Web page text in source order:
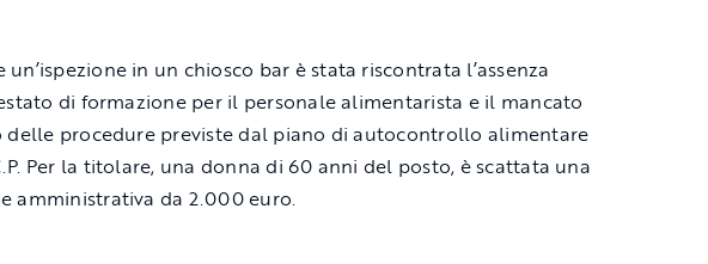
un’ispezione in un chiosco bar è stata riscontrata l’assenza
di formazione per il personale alimentarista e il mancato
delle procedure previste dal piano di autocontrollo alimentare
Per la titolare, una donna di 60 anni del posto, è scattata una
amministrativa da 2.000 euro.